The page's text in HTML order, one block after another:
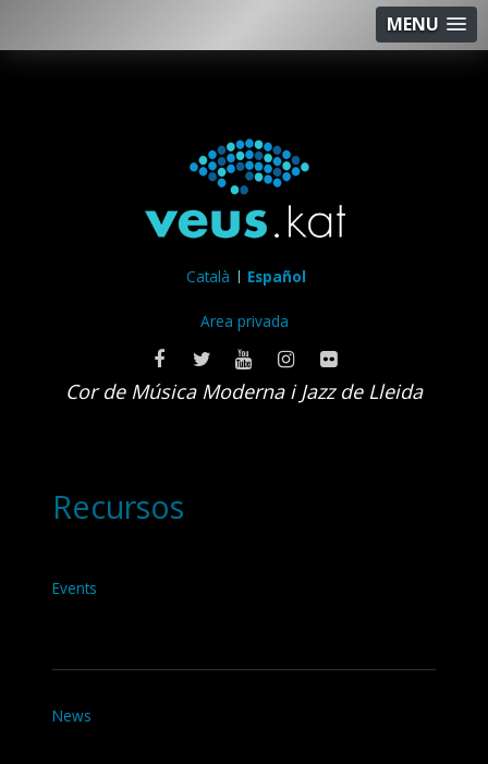
MENU
Català Español
Area privada
Cor de Música Moderna i Jazz de Lleida
Recursos
Events
News